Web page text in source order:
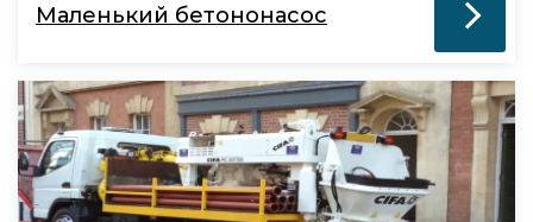
Маленький бетононасос